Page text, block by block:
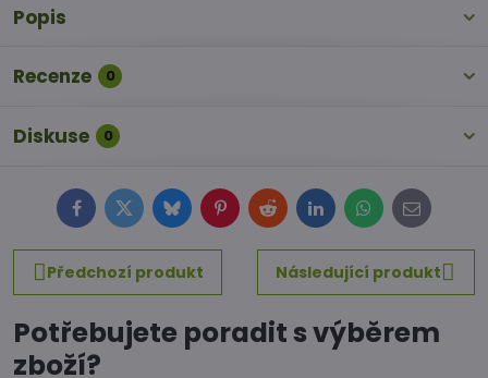
Popis
Recenze 0
Diskuse 0
FacebookTwitterBlueskyPinterestRedditLinkedInWhatsApp
E-
mail
Předchozí produkt
Následující produkt
Potřebujete poradit s výběrem
zboží?